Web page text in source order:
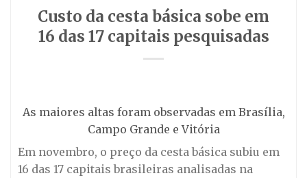
Custo da cesta básica sobe em
16 das 17 capitais pesquisadas
As maiores altas foram observadas em Brasília,
Campo Grande e Vitória
Em novembro, o preço da cesta básica subiu em
16 das 17 capitais brasileiras analisadas na